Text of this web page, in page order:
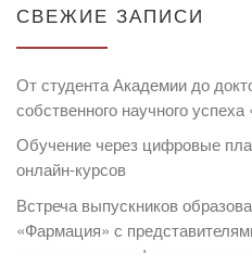
СВЕЖИЕ ЗАПИСИ
От студента Академии до
собственного научного успеха
Обучение через цифровые
онлайн-курсов
Встреча выпускников
«Фармация» с